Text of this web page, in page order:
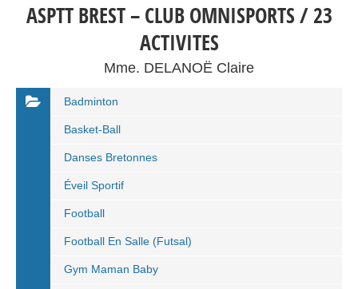
ASPTT BREST – CLUB OMNISPORTS / 23
ACTIVITES
Mme. DELANOË Claire
Badminton
Basket-Ball
Danses Bretonnes
Éveil Sportif
Football
Football En Salle (Futsal)
Gym Maman Baby